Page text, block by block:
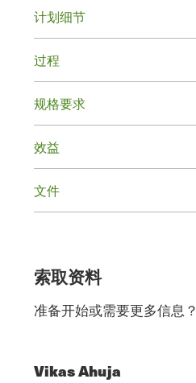
计划细节
过程
规格要求
效益
文件
索取资料
准备开始或需要更多信息？
Vikas Ahuja